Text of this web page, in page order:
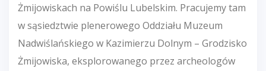
Żmijowiskach na Powiślu Lubelskim. Pracujemy tam
w sąsiedztwie plenerowego Oddziału Muzeum
Nadwiślańskiego w Kazimierzu Dolnym – Grodzisko
Żmijowiska, eksplorowanego przez archeologów